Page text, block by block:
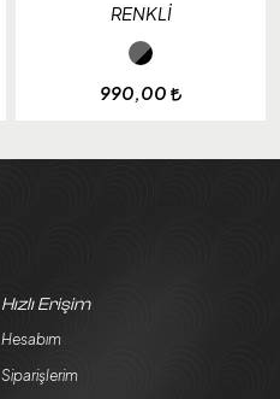
RENKLİ
990,00
Hızlı Erişim
Hesabım
Siparişlerim